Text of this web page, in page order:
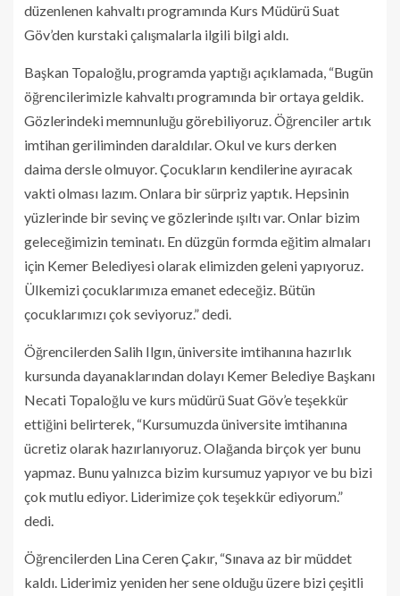
düzenlenen kahvaltı programında Kurs Müdürü Suat
Göv’den kurstaki çalışmalarla ilgili bilgi aldı.
Başkan Topaloğlu, programda yaptığı açıklamada, “Bugün
öğrencilerimizle kahvaltı programında bir ortaya geldik.
Gözlerindeki memnunluğu görebiliyoruz. Öğrenciler artık
imtihan geriliminden daraldılar. Okul ve kurs derken
daima dersle olmuyor. Çocukların kendilerine ayıracak
vakti olması lazım. Onlara bir sürpriz yaptık. Hepsinin
yüzlerinde bir sevinç ve gözlerinde ışıltı var. Onlar bizim
geleceğimizin teminatı. En düzgün formda eğitim almaları
için Kemer Belediyesi olarak elimizden geleni yapıyoruz.
Ülkemizi çocuklarımıza emanet edeceğiz. Bütün
çocuklarımızı çok seviyoruz.” dedi.
Öğrencilerden Salih Ilgın, üniversite imtihanına hazırlık
kursunda dayanaklarından dolayı Kemer Belediye Başkanı
Necati Topaloğlu ve kurs müdürü Suat Göv’e teşekkür
ettiğini belirterek, “Kursumuzda üniversite imtihanına
ücretiz olarak hazırlanıyoruz. Olağanda birçok yer bunu
yapmaz. Bunu yalnızca bizim kursumuz yapıyor ve bu bizi
çok mutlu ediyor. Liderimize çok teşekkür ediyorum.”
dedi.
Öğrencilerden Lina Ceren Çakır, “Sınava az bir müddet
kaldı. Liderimiz yeniden her sene olduğu üzere bizi çeşitli